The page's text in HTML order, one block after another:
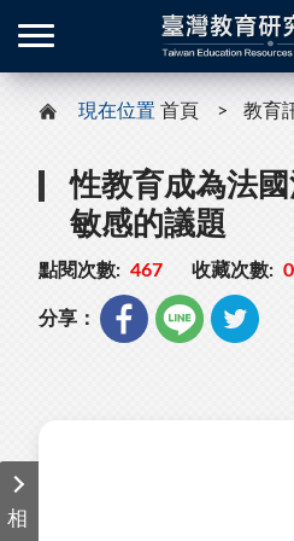
現在位置 首頁 教育
性教育成為法
敏感的議題
點閱次數: 467 收藏次數: 0
分享：
相